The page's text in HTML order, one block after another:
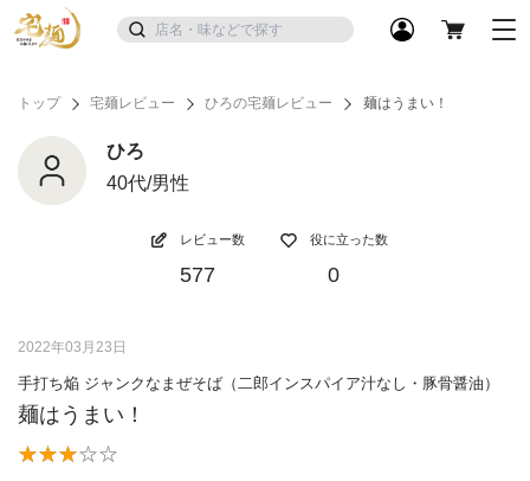
トップ 宅麺レビュー ひろの宅麺レビュー 麺はうまい！
ひろ
40代/男性
レビュー数
577
役に立った数
0
2022年03月23日
手打ち焔 ジャンクなまぜそば（二郎インスパイア汁なし・豚骨醤油）
麺はうまい！